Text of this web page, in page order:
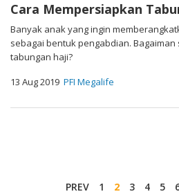
Cara Mempersiapkan
Banyak anak yang ingin
sebagai bentuk pengabdian.
tabungan haji?
13 Aug 2019 PFI Megalife
PREV 1 2 3 4 5